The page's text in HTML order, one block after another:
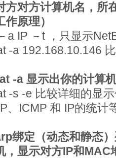
方对方计算机名，所
作原理）
IP －t ，只显示
192.168.10.146
-a 显示出你的计算
-e 比较详细的显示
、ICMP 和 IP的统计
绑定（动态和静态
，显示对方IP和MAC